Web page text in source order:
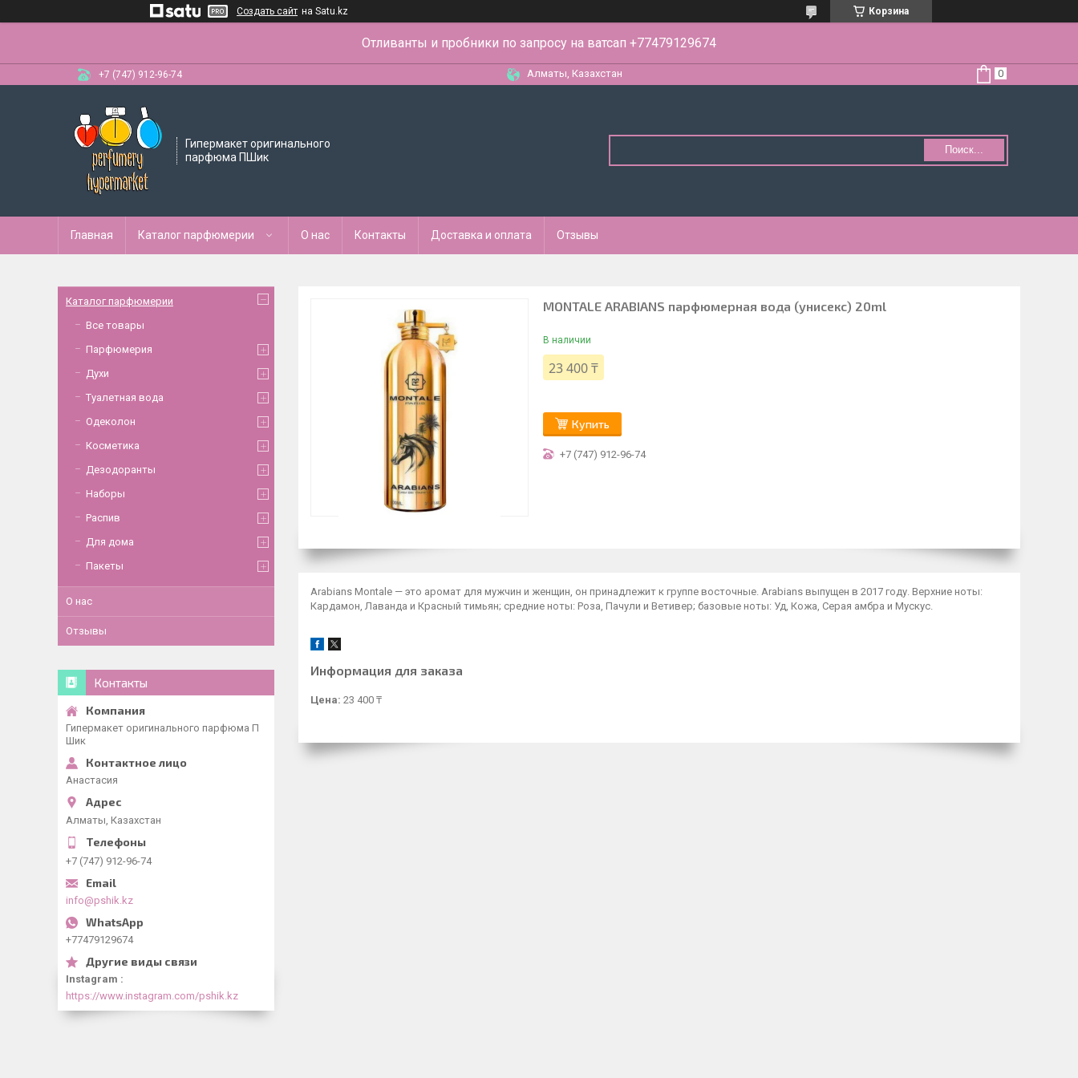
Создать сайт на Satu.kz Корзина
Отливанты и пробники по запросу на ватсап +77479129674
+7 (747) 912-96-74 Алматы, Казахстан
Гипермакет оригинального
парфюма ПШик
Поиск...
Главная Каталог парфюмерии О нас Контакты Доставка и оплата Отзывы
MONTALE ARABIANS парфюмерная вода (унисекс) 20ml
В наличии
23 400 ₸
Купить
+7 (747) 912-96-74
Arabians Montale — это аромат для мужчин и женщин, он принадлежит к группе восточные. Arabians выпущен в 2017 году. Верхние ноты:
Кардамон, Лаванда и Красный тимьян; средние ноты: Роза, Пачули и Ветивер; базовые ноты: Уд, Кожа, Серая амбра и Мускус.
Информация для заказа
Цена: 23 400 ₸
Каталог парфюмерии
Все товары
Парфюмерия
Духи
Туалетная вода
Одеколон
Косметика
Дезодоранты
Наборы
Распив
Для дома
Пакеты
О нас
Отзывы
Контакты
Гипермакет оригинального парфюма П
Шик
Анастасия
Алматы, Казахстан
+7 (747) 912-96-74
info@pshik.kz
+77479129674
Instagram
https://www.instagram.com/pshik.kz